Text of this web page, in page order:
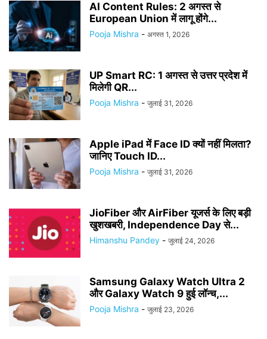
AI Content Rules: 2 अगस्त से
European Union में लागू होंगे...
Pooja Mishra - अगस्त 1, 2026
UP Smart RC: 1 अगस्त से उत्तर प्रदेश में
मिलेगी QR...
Pooja Mishra - जुलाई 31, 2026
Apple iPad में Face ID क्यों नहीं मिलता?
जानिए Touch ID...
Pooja Mishra - जुलाई 31, 2026
JioFiber और AirFiber यूजर्स के लिए बड़ी
खुशखबरी, Independence Day से...
Himanshu Pandey - जुलाई 24, 2026
Samsung Galaxy Watch Ultra 2
और Galaxy Watch 9 हुई लॉन्च,...
Pooja Mishra - जुलाई 23, 2026